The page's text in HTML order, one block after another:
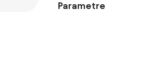
Parametre